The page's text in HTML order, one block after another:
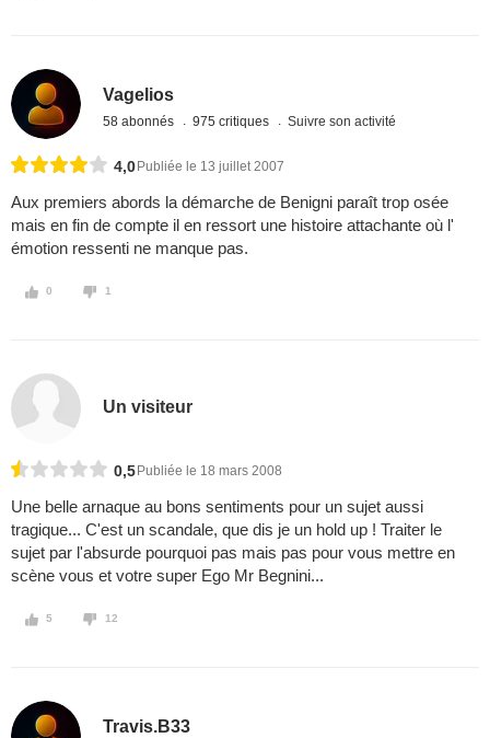
Vagelios
58 abonnés 975 critiques Suivre son activité
4,0 Publiée le 13 juillet 2007
Aux premiers abords la démarche de Benigni paraît trop osée
mais en fin de compte il en ressort une histoire attachante où l'
émotion ressenti ne manque pas.
0 1
Un visiteur
0,5 Publiée le 18 mars 2008
Une belle arnaque au bons sentiments pour un sujet aussi
tragique... C'est un scandale, que dis je un hold up ! Traiter le
sujet par l'absurde pourquoi pas mais pas pour vous mettre en
scène vous et votre super Ego Mr Begnini...
5 12
Travis.B33